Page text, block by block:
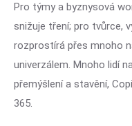
Pro týmy a byznysová
snižuje tření; pro tvůrce,
rozprostírá přes mnoho
univerzálem. Mnoho lidí
přemýšlení a stavění,
365.